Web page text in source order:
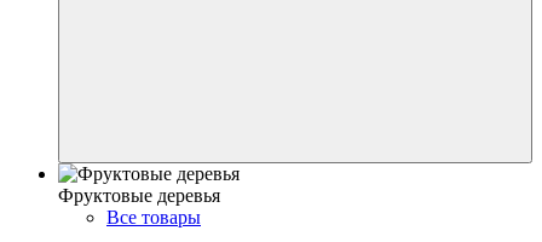
Фруктовые деревья
Все товары